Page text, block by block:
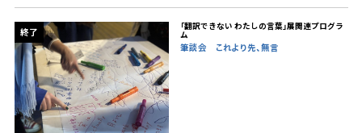
終了
「翻訳できない わたしの言葉」展関連プログラ
ム
筆談会 これより先、無言